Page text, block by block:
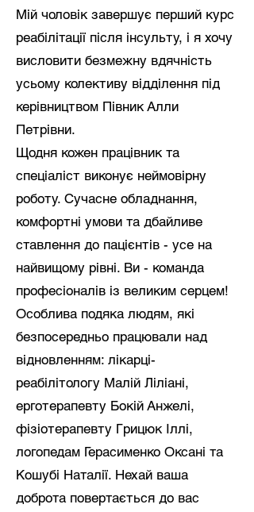
​Мій чоловік завершує перший курс
реабілітації після інсульту, і я хочу
висловити безмежну вдячність
усьому колективу відділення під
керівництвом Півник Алли
Петрівни.
​Щодня кожен працівник та
спеціаліст виконує неймовірну
роботу. Сучасне обладнання,
комфортні умови та дбайливе
ставлення до пацієнтів - усе на
найвищому рівні. Ви - команда
професіоналів із великим серцем!
​Особлива подяка людям, які
безпосередньо працювали над
відновленням: лікарці-
реабілітологу Малій Ліліані,
ерготерапевту Бокій Анжелі,
фізіотерапевту Грицюк Іллі,
логопедам Герасименко Оксані та
Кошубі Наталії. Нехай ваша
доброта повертається до вас